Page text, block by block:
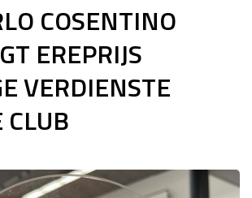
COSENTINO
EREPRIJS
VERDIENSTE
CLUB